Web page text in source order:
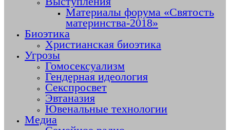
Материалы форума «Святость
материнства-2018»
Биоэтика
Христианская биоэтика
Угрозы
Гомосексуализм
Гендерная идеология
Секспросвет
Эвтаназия
Ювенальные технологии
Медиа